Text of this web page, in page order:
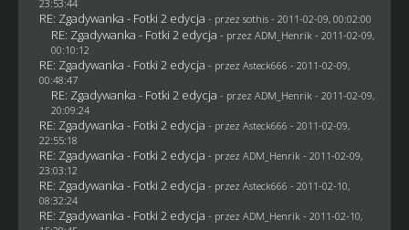
23:53:44
RE: Zgadywanka - Fotki 2 edycja - przez sothis- 2011-02-09, 00:02:00
RE: Zgadywanka - Fotki 2 edycja - przez ADM_Henrik - 2011-02-09,
00:10:12
RE: Zgadywanka - Fotki 2 edycja - przez Asteck666 - 2011-02-09,
00:48:47
RE: Zgadywanka - Fotki 2 edycja - przez ADM_Henrik - 2011-02-09,
20:09:24
RE: Zgadywanka - Fotki 2 edycja - przez Asteck666 - 2011-02-09,
22:55:18
RE: Zgadywanka - Fotki 2 edycja - przez ADM_Henrik - 2011-02-09,
23:03:12
RE: Zgadywanka - Fotki 2 edycja - przez Asteck666 - 2011-02-10,
08:32:24
RE: Zgadywanka - Fotki 2 edycja - przez ADM_Henrik - 2011-02-10,